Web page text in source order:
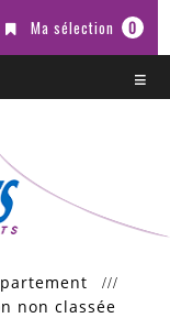
Ma sélection 0
non classée